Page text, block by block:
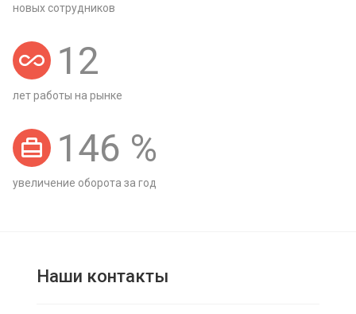
новых сотрудников
12
лет работы на рынке
146 %
увеличение оборота за год
Наши контакты